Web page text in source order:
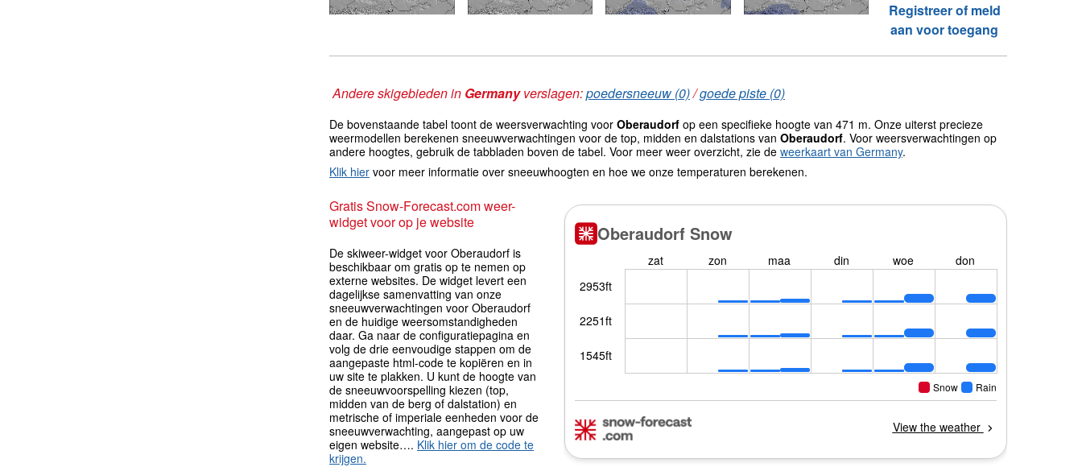
Registreer of meld
aan voor toegang
Andere skigebieden in Germanyverslagen:poedersneeuw (0)/goede piste (0)
De bovenstaande tabel toont de weersverwachting voor Oberaudorf op een specifieke hoogte van 471 m. Onze uiterst precieze
weermodellen berekenen sneeuwverwachtingen voor de top, midden en dalstations van Oberaudorf. Voor weersverwachtingen op
andere hoogtes, gebruik de tabbladen boven de tabel. Voor meer weer overzicht, zie de weerkaart van Germany.
Klik hier voor meer informatie over sneeuwhoogten en hoe we onze temperaturen berekenen.
Gratis Snow-Forecast.com weer-
widget voor op je website
De skiweer-widget voor Oberaudorf is
beschikbaar om gratis op te nemen op
externe websites. De widget levert een
dagelijkse samenvatting van onze
sneeuwverwachtingen voor Oberaudorf
en de huidige weersomstandigheden
daar. Ga naar de configuratiepagina en
volg de drie eenvoudige stappen om de
aangepaste html-code te kopiëren en in
uw site te plakken. U kunt de hoogte van
de sneeuwvoorspelling kiezen (top,
midden van de berg of dalstation) en
metrische of imperiale eenheden voor de
sneeuwverwachting, aangepast op uw
eigen website…. Klik hier om de code te
krijgen.